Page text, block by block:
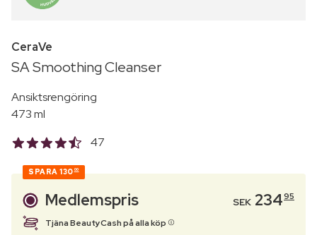
CeraVe
SA Smoothing Cleanser
Ansiktsrengöring
473 ml
47
SPARA 130 00
Medlemspris SEK 23495
Tjäna BeautyCash på alla köp